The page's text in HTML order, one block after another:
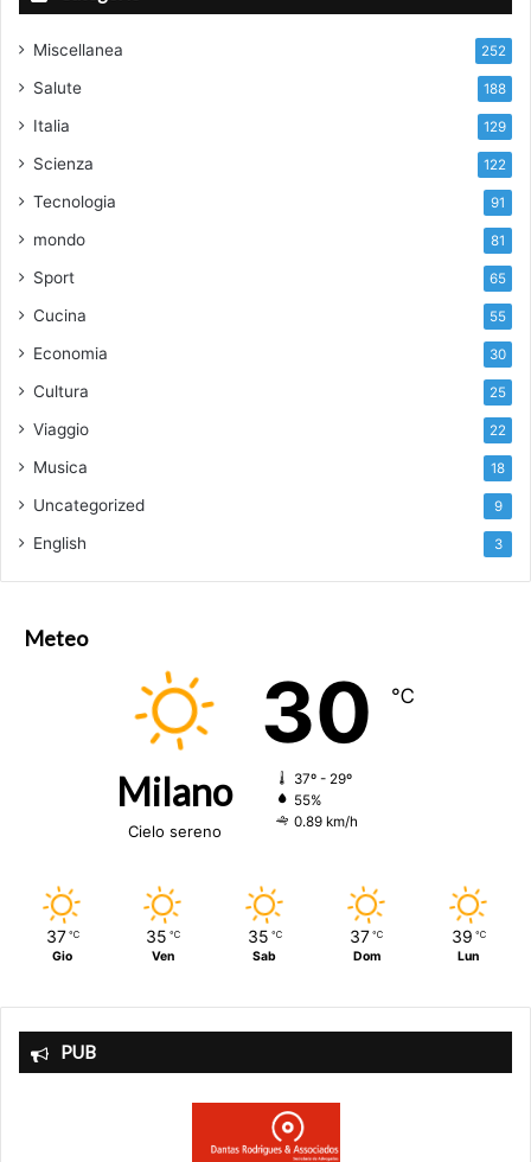
Miscellanea 252
Salute 188
Italia 129
Scienza 122
Tecnologia 91
mondo 81
Sport 65
Cucina 55
Economia 30
Cultura 25
Viaggio 22
Musica 18
Uncategorized 9
English 3
Meteo
Milano
Cielo sereno
30 ℃
37º - 29º
55%
0.89 km/h
37 ℃
Gio
35 ℃
Ven
35 ℃
Sab
37 ℃
Dom
39 ℃
Lun
PUB